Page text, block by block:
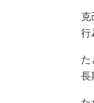
克
行
た
長